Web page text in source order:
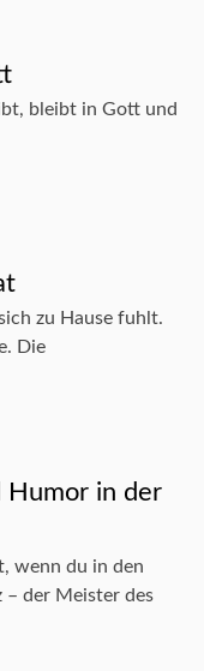
bleibt in Gott und
zu Hause fuhlt.
Die
Humor in der
wenn du in den
– der Meister des